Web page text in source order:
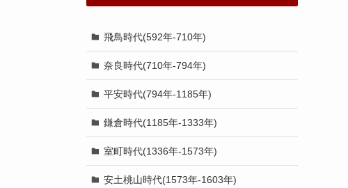
飛鳥時代(592年-710年)
奈良時代(710年-794年)
平安時代(794年-1185年)
鎌倉時代(1185年-1333年)
室町時代(1336年-1573年)
安土桃山時代(1573年-1603年)